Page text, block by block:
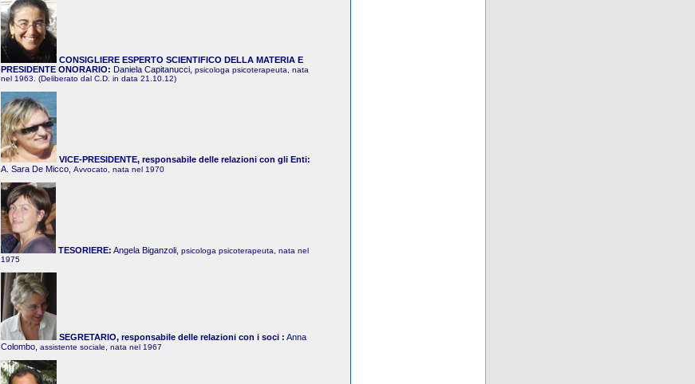
CONSIGLIERE ESPERTO SCIENTIFICO DELLA MATERIA E
PRESIDENTE ONORARIO: Daniela Capitanucci, psicologa psicoterapeuta, nata
nel 1963. (Deliberato dal C.D. in data 21.10.12)
VICE-PRESIDENTE, responsabile delle relazioni con gli Enti:
A. Sara De Micco, Avvocato, nata nel 1970
TESORIERE: Angela Biganzoli, psicologa psicoterapeuta, nata nel
1975
SEGRETARIO, responsabile delle relazioni con i soci : Anna
Colombo, assistente sociale, nata nel 1967